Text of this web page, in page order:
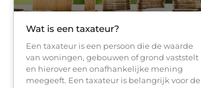
Wat is een taxateur?
Een taxateur is een persoon die de waarde
van woningen, gebouwen of grond vaststelt
en hierover een onafhankelijke mening
meegeeft. Een taxateur is belangrijk voor de